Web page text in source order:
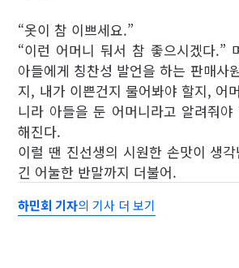
“옷이 참 이쁘세요.”
“이런 어머니 둬서 참 좋으시겠다.”
아들에게 칭찬성 발언을 하는 판매사
지, 내가 이쁜건지 물어봐야 할지, 어
니라 아들을 둔 어머니라고 알려줘
해진다.
이럴 땐 진선생의 시원한 손맛이 생
긴 어눌한 반말까지 더불어.
하민회 기자의 기사 더 보기